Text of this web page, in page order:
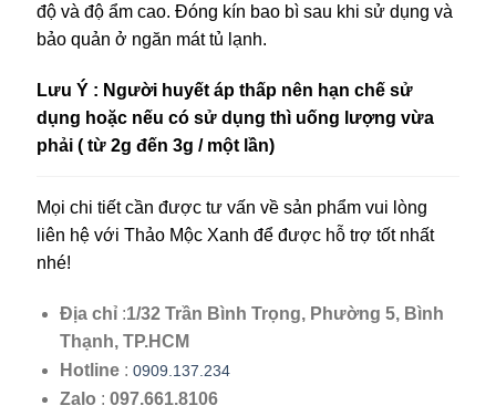
độ và độ ẩm cao. Đóng kín bao bì sau khi sử dụng và
bảo quản ở ngăn mát tủ lạnh.
Lưu Ý : Người huyết áp thấp nên hạn chế sử
dụng hoặc nếu có sử dụng thì uống lượng vừa
phải ( từ 2g đến 3g / một lần)
Mọi chi tiết cần được tư vấn về sản phẩm vui lòng
liên hệ với Thảo Mộc Xanh để được hỗ trợ tốt nhất
nhé!
Địa chỉ:1/32 Trần Bình Trọng, Phường 5, Bình
Thạnh, TP.HCM
Hotline: 0909.137.234
Zalo : 097.661.8106